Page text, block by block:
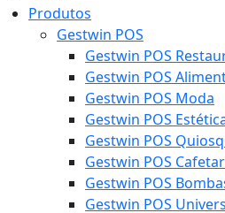
Produtos
Gestwin POS
Gestwin POS
Gestwin POS
Gestwin POS Moda
Gestwin POS
Gestwin POS
Gestwin POS
Gestwin POS
Gestwin POS